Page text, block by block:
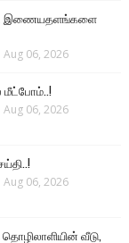
இணையதளங்களை
Aug 06, 2026
மீட்போம்..!
Aug 06, 2026
Aug 06, 2026
வீடு,